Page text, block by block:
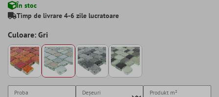
În stoc
Timp de livrare 4-6 zile lucratoare
Culoare: Gri
Proba Deșeuri Produkt m²